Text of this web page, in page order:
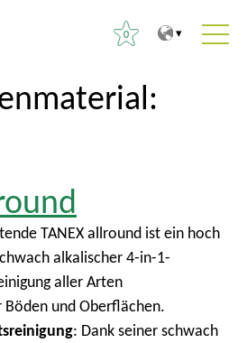
0
TANEX allround ist ein hoch
alkalischer 4-in-1-
aller Arten
und Oberflächen.
: Dank seiner schwach